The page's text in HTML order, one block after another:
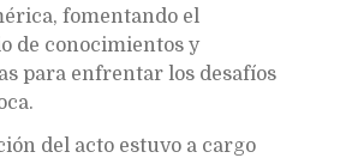
fomentando el
de conocimientos y
para enfrentar los desafíos
del acto estuvo a cargo